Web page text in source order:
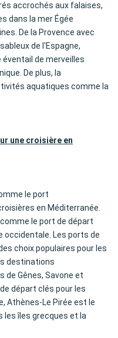
accrochés aux falaises,
dans la mer Égée
De la Provence avec
de l'Espagne,
de merveilles
De plus, la
aquatiques comme la
une croisière en
le port
en Méditerranée.
le port de départ
occidentale. Les ports de
choix populaires pour les
destinations
de Gênes, Savone et
départ clés pour les
Athènes-Le Pirée est le
les îles grecques et la